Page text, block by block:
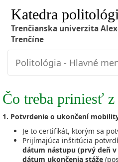
Katedra
Trenčianska univerzita
Trenčíne
Politológia - Hlavné
Čo treba priniesť
1. Potvrdenie o ukončení
Je to certifikát, ktorým sa
Prijímajúca inštitúcia
dátum nástupu (prvý deň
dátum ukončenia stáže